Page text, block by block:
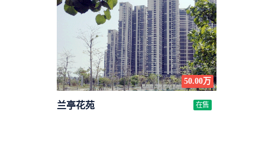
50.00万
兰亭花苑 在售